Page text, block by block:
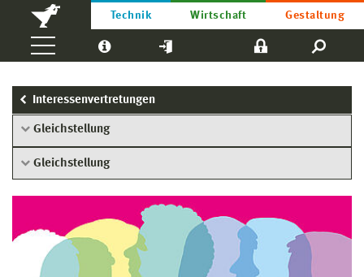
Technik Wirtschaft Gestaltung
Interessenvertretungen
Gleichstellung
Gleichstellung